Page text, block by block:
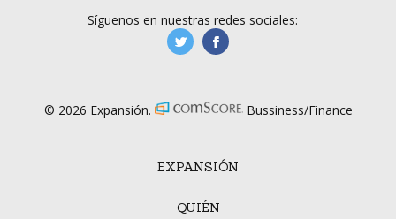
EXPANSIÓN
QUIÉN
Síguenos en nuestras redes sociales:
manufacturaGE
© 2026 Expansión. Bussiness/Finance